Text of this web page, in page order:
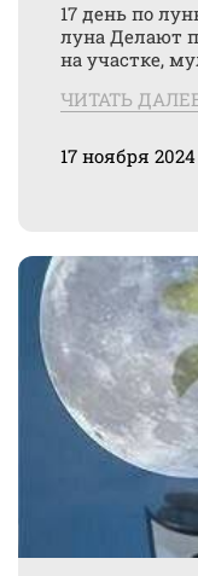
17 день по
луна Делают
на участке,
ЧИТАТЬ
17 ноября 2024